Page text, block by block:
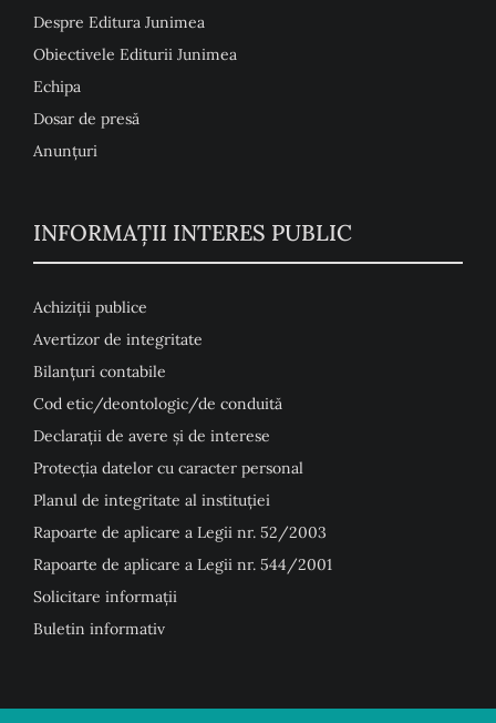
Despre Editura Junimea
Obiectivele Editurii Junimea
Echipa
Dosar de presă
Anunţuri
INFORMAȚII INTERES PUBLIC
Achiziții publice
Avertizor de integritate
Bilanțuri contabile
Cod etic/deontologic/de conduită
Declarații de avere și de interese
Protecția datelor cu caracter personal
Planul de integritate al instituției
Rapoarte de aplicare a Legii nr. 52/2003
Rapoarte de aplicare a Legii nr. 544/2001
Solicitare informații
Buletin informativ